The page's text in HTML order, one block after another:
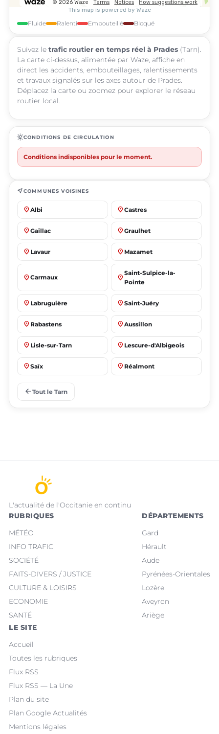
Fluide Ralenti Embouteillé Bloqué
Suivez le trafic routier en temps réel à Prades (Tarn).
La carte ci-dessus, alimentée par Waze, affiche en
direct les accidents, embouteillages, ralentissements
et travaux signalés sur les axes autour de Prades.
Déplacez la carte ou zoomez pour explorer le réseau
routier local.
routineCONDITIONS DE CIRCULATION
Conditions indisponibles pour le moment.
near_meCOMMUNES VOISINES
place Albi place Castres
place Gaillac place Graulhet
place Lavaur place Mazamet
place Carmaux place
Saint-Sulpice-la-
Pointe
place Labruguière place Saint-Juéry
place Rabastens place Aussillon
place Lisle-sur-Tarn place Lescure-d'Albigeois
place Saïx place Réalmont
place
arrow_back Tout le Tarn
L'actualité de l'Occitanie en continu
RUBRIQUES
MÉTÉO
INFO TRAFIC
SOCIÉTÉ
FAITS-DIVERS / JUSTICE
CULTURE & LOISIRS
ECONOMIE
SANTÉ
DÉPARTEMENTS
Gard
Hérault
Aude
Pyrénées-Orientales
Lozère
Aveyron
Ariège
LE SITE
Accueil
Toutes les rubriques
Flux RSS
Flux RSS — La Une
Plan du site
Plan Google Actualités
Mentions légales